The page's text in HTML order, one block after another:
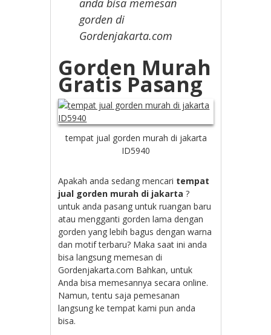
anda bisa memesan
gorden di
Gordenjakarta.com
Gorden Murah
Gratis Pasang
tempat jual gorden murah di jakarta
ID5940
Apakah anda sedang mencari tempat
jual gorden murah di jakarta ?
untuk anda pasang untuk ruangan baru
atau mengganti gorden lama dengan
gorden yang lebih bagus dengan warna
dan motif terbaru? Maka saat ini anda
bisa langsung memesan di
Gordenjakarta.com Bahkan, untuk
Anda bisa memesannya secara online.
Namun, tentu saja pemesanan
langsung ke tempat kami pun anda
bisa.